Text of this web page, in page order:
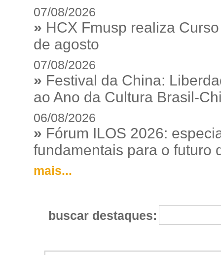
07/08/2026
» HCX Fmusp realiza
de agosto
07/08/2026
» Festival da China:
ao Ano da Cultura Brasil-
06/08/2026
» Fórum ILOS 2026:
fundamentais para o futuro
mais...
buscar destaques: